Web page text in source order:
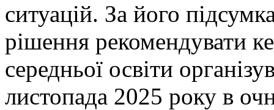
ситуацій. За його
рішення рекомендувати
середньої освіти
листопада 2025 року в